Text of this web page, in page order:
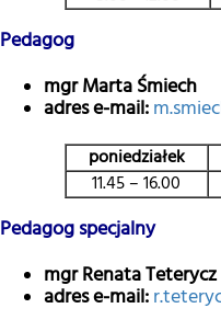
Pedagog
mgr Marta Śmiech
adres e-mail:
poniedziałek
11.45 – 16.00
Pedagog specjalny
mgr Renata Teterycz
adres e-mail: